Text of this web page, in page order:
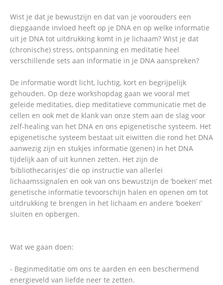
Wist je dat je bewustzijn en dat van je voorouders een
diepgaande invloed heeft op je DNA en op welke informatie
uit je DNA tot uitdrukking komt in je lichaam? Wist je dat
(chronische) stress, ontspanning en meditatie heel
verschillende sets aan informatie in je DNA aanspreken?
De informatie wordt licht, luchtig, kort en begrijpelijk
gehouden. Op deze workshopdag gaan we vooral met
geleide meditaties, diep meditatieve communicatie met de
cellen en ook met de klank van onze stem aan de slag voor
zelf-healing van het DNA en ons epigenetische systeem. Het
epigenetische systeem bestaat uit eiwitten die rond het DNA
aanwezig zijn en stukjes informatie (genen) in het DNA
tijdelijk aan of uit kunnen zetten. Het zijn de
‘bibliothecarisjes’ die op instructie van allerlei
lichaamssignalen en ook van ons bewustzijn de ‘boeken’ met
genetische informatie tevoorschijn halen en openen om tot
uitdrukking te brengen in het lichaam en andere ‘boeken’
sluiten en opbergen.
Wat we gaan doen:
- Beginmeditatie om ons te aarden en een beschermend
energieveld van liefde neer te zetten.